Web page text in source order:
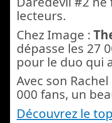
lecteurs.
Chez Image :
dépasse les 27
pour le duo qui
Avec son
000 fans, un
Découvrez le